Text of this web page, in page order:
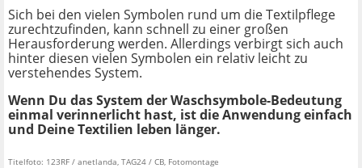
Sich bei den vielen Symbolen rund um die Textilpflege
zurechtzufinden, kann schnell zu einer großen
Herausforderung werden. Allerdings verbirgt sich auch
hinter diesen vielen Symbolen ein relativ leicht zu
verstehendes System.
Wenn Du das System der Waschsymbole-Bedeutung
einmal verinnerlicht hast, ist die Anwendung einfach
und Deine Textilien leben länger.
Titelfoto: 123RF / anetlanda, TAG24 / CB, Fotomontage